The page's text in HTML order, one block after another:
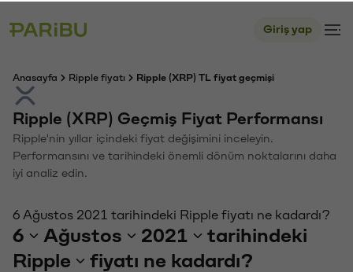
Giriş yap
Anasayfa Ripple fiyatı Ripple (XRP) TL fiyat geçmişi
Ripple (XRP) Geçmiş Fiyat Performansı
Ripple'nin yıllar içindeki fiyat değişimini inceleyin.
Performansını ve tarihindeki önemli dönüm noktalarını daha
iyi analiz edin.
6 Ağustos 2021 tarihindeki Ripple fiyatı ne kadardı?
6 Ağustos 2021
tarihindeki
Ripple
fiyatı ne kadardı?